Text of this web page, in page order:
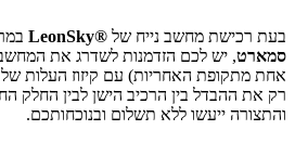
בעת רכישת מחשב נייח של ®LeonSky
סמארט, יש לכם הזדמנות לשדרג את
אחת מתקופת האחריות) עם קיזוז העלות
רק את ההבדל בין הרכיב הישן לבין החלק
והתצורה ייעשו ללא תשלום ובנוכחותכם.